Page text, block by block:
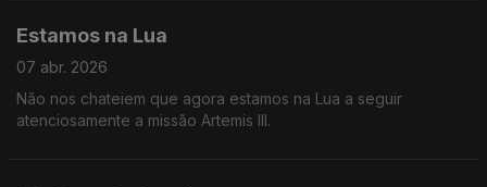
Estamos na Lua
07 abr. 2026
Não nos chateiem que agora estamos na Lua a seguir
atenciosamente a missão Artemis III.